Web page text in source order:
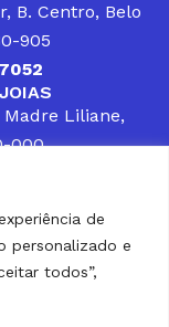
de
personalizado e
todos”,
B. Centro, Belo
905
Liliane,
000
9 8309-8660
E SERVIÇOS
À
SENDO
NA
POR
DO